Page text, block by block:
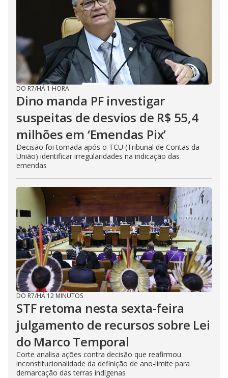
DO R7/HÁ 1 HORA
Dino manda PF investigar
suspeitas de desvios de R$ 55,4
milhões em ‘Emendas Pix’
Decisão foi tomada após o TCU (Tribunal de Contas da
União) identificar irregularidades na indicação das
emendas
DO R7/HÁ 12 MINUTOS
STF retoma nesta sexta-feira
julgamento de recursos sobre Lei
do Marco Temporal
Corte analisa ações contra decisão que reafirmou
inconstitucionalidade da definição de ano-limite para
demarcação das terras indígenas